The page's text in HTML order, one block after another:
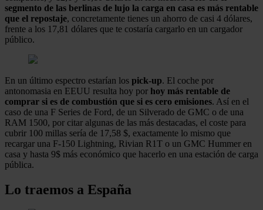
segmento de las berlinas de lujo la carga en casa es más rentable
que el repostaje, concretamente tienes un ahorro de casi 4 dólares,
frente a los 17,81 dólares que te costaría cargarlo en un cargador
público.
En un último espectro estarían los pick-up. El coche por
antonomasia en EEUU resulta hoy por hoy más rentable de
comprar si es de combustión que si es cero emisiones. Así en el
caso de una F Series de Ford, de un Silverado de GMC o de una
RAM 1500, por citar algunas de las más destacadas, el coste para
cubrir 100 millas sería de 17,58 $, exactamente lo mismo que
recargar una F-150 Lightning, Rivian R1T o un GMC Hummer en
casa y hasta 9$ más económico que hacerlo en una estación de carga
pública.
Lo traemos a España